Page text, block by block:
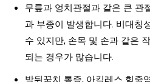
무릎과 엉치관절과 같은 큰 관
과 부종이 발생합니다. 비대칭
수 있지만, 손목 및 손과 같은
되는 경우가 많습니다.
발뒤꿈치 통증, 아킬레스 힘줄